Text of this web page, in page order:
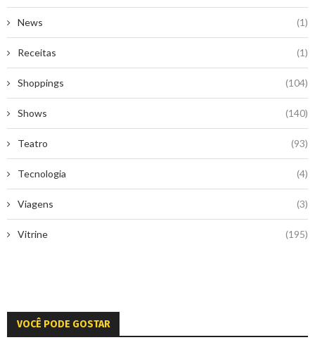
News (1)
Receitas (1)
Shoppings (104)
Shows (140)
Teatro (93)
Tecnologia (4)
Viagens (3)
Vitrine (195)
VOCÊ PODE GOSTAR